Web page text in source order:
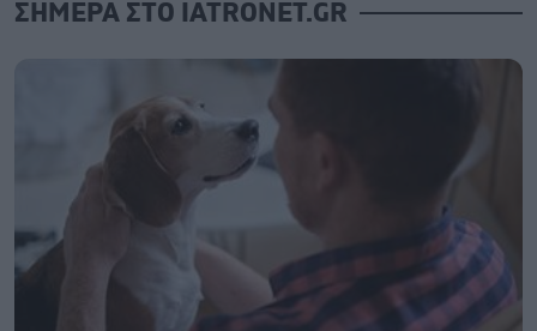
ΣΗΜΕΡΑ ΣΤΟ IATRONET.GR